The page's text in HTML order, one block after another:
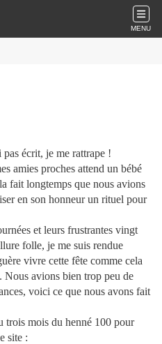
MENU
écrit, je me rattrape !
amies proches attend un bébé
fait longtemps que nous avions
en son honneur un rituel pour
et leurs frustrantes vingt
folle, je me suis rendue
vivre cette fête comme cela
Nous avions bien trop peu de
voici ce que nous avons fait
trois mois du henné 100 pour
site :